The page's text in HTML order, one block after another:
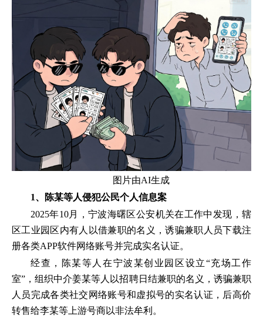
图片由AI生成
1、陈某等人侵犯公民个人信息案
2025年10月，宁波海曙区公安机关在工作中发现，辖
区工业园区内有人以借兼职的名义，诱骗兼职人员下载注
册各类APP软件网络账号并完成实名认证。
经查，陈某等人在宁波某创业园区设立“充场工作
室”，组织中介姜某等人以招聘日结兼职的名义，诱骗兼职
人员完成各类社交网络账号和虚拟号的实名认证，后高价
转售给李某等上游号商以非法牟利。